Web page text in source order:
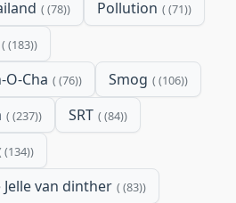
(78) Pollution (71)
(183)
Cha (76) Smog (106)
(237) SRT (84)
(134)
van dinther (83)